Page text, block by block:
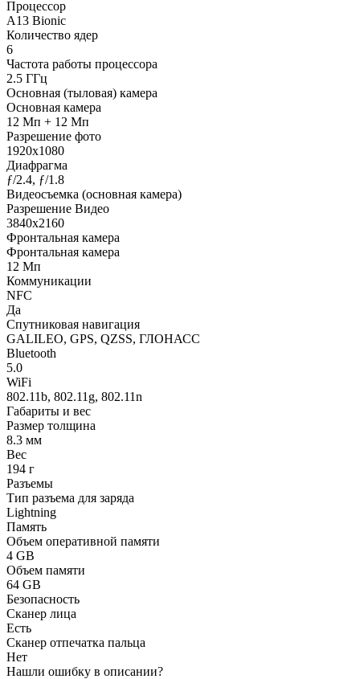
Процессор
A13 Bionic
Количество ядер
6
Частота работы процессора
2.5 ГГц
Основная (тыловая) камера
Основная камера
12 Мп + 12 Мп
Разрешение фото
1920x1080
Диафрагма
ƒ/2.4, ƒ/1.8
Видеосъемка (основная камера)
Разрешение Видео
3840x2160
Фронтальная камера
Фронтальная камера
12 Мп
Коммуникации
NFC
Да
Спутниковая навигация
GALILEO, GPS, QZSS, ГЛОНАСС
Bluetooth
5.0
WiFi
802.11b, 802.11g, 802.11n
Габариты и вес
Размер толщина
8.3 мм
Вес
194 г
Разъемы
Тип разъема для заряда
Lightning
Память
Объем оперативной памяти
4 GB
Объем памяти
64 GB
Безопасность
Сканер лица
Есть
Сканер отпечатка пальца
Нет
Нашли ошибку в описании?